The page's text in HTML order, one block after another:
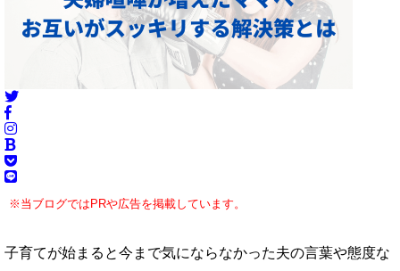
※当ブログではPRや広告を掲載しています。
子育てが始まると今まで気にならなかった夫の言葉や態度な